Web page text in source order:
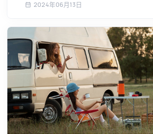
2024年06月13日